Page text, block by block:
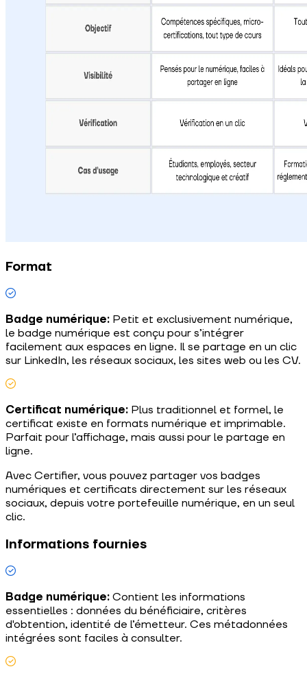
Format
Badge numérique: Petit et exclusivement numérique,
le badge numérique est conçu pour s’intégrer
facilement aux espaces en ligne. Il se partage en un clic
sur LinkedIn, les réseaux sociaux, les sites web ou les CV.
Certificat numérique: Plus traditionnel et formel, le
certificat existe en formats numérique et imprimable.
Parfait pour l’affichage, mais aussi pour le partage en
ligne.
Avec Certifier, vous pouvez partager vos badges
numériques et certificats directement sur les réseaux
sociaux, depuis votre portefeuille numérique, en un seul
clic.
Informations fournies
Badge numérique: Contient les informations
essentielles : données du bénéficiaire, critères
d'obtention, identité de l’émetteur. Ces métadonnées
intégrées sont faciles à consulter.